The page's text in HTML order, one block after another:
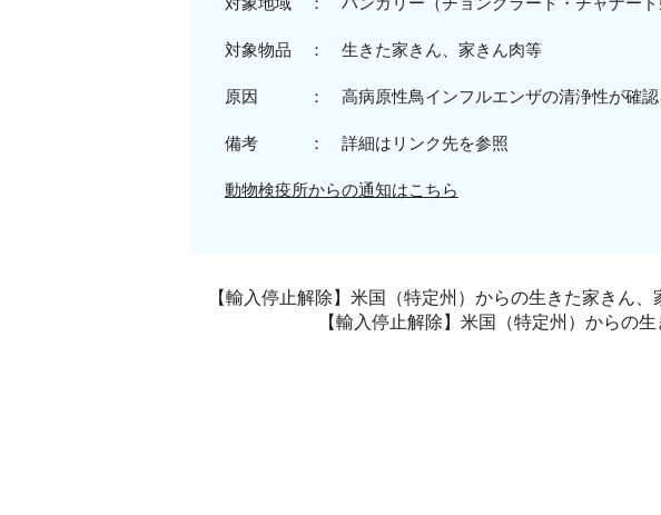
対象物品 ： 生きた家きん、家きん肉等
原因 ： 高病原性鳥インフルエンザの清浄性が確認
備考 ： 詳細はリンク先を参照
動物検疫所からの通知はこちら
【輸入停止解除】米国（特定州）からの生きた家きん
【輸入停止解除】米国（特定州）からの